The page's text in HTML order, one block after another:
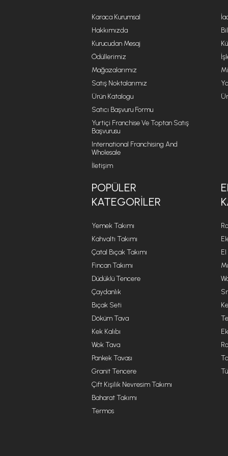
Karaca Kurumsal
Hakkımızda
Kurucudan Mesaj
Ödüllerimiz
Mağazalarımız
Satış Noktalarımız
Ürün Katalogu
Satıcı Başvuru Formu
Yurtiçi Franchise Ve Toptan Satış
Başvurusu
International Franchising And
Wholesale
İletişim
POPÜLER
KATEGORILER
Yemek Takımı
Kahvaltı Takımı
Çatal Bıçak Takımı
Fincan Takımı
Düdüklü Tencere
Çaydanlık
Bıçak Seti
Döküm Tava
Kek Kalıbı
Wok Tava
Pankek Tavası
Granit Tencere
Çift Kişilik Nevresim Takımı
Baharat Takımı
Termos